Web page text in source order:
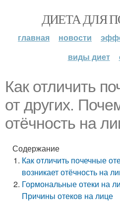
ДИЕТА ДЛЯ
главная новости
виды диет
Как отличить
от других.
отёчность на
Содержание
Как отличить почечные
возникает отёчность на
Гормональные отеки на
Причины отеков на лице